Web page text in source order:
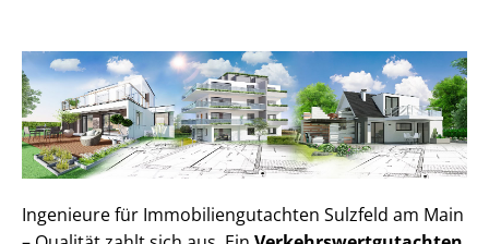
Ingenieure für Im­mo­bi­li­en­gut­ach­ten Sulzfeld am Main